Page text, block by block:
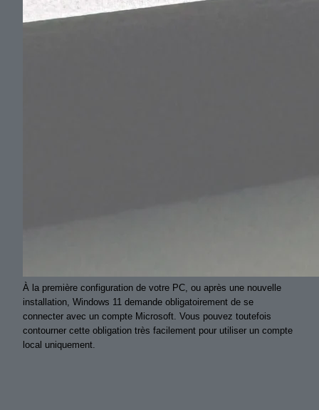
À la première configuration de votre PC, ou après une nouvelle
installation, Windows 11 demande obligatoirement de se
connecter avec un compte Microsoft. Vous pouvez toutefois
contourner cette obligation très facilement pour utiliser un compte
local uniquement.